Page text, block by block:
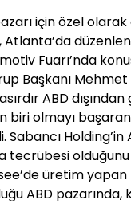
için özel
Atlanta’da
Fuarı’nda
Başkanı Mehmet
ABD
biri olmayı
Sabancı Holding’in
tecrübesi
üretim yapan
ABD pazarında,